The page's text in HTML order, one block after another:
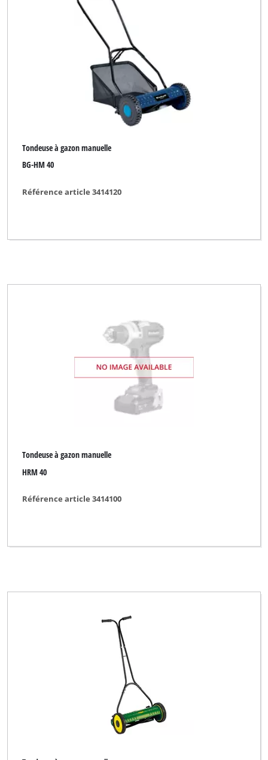
Tondeuse à gazon manuelle
BG-HM 40
Référence article 3414120
Tondeuse à gazon manuelle
HRM 40
Référence article 3414100